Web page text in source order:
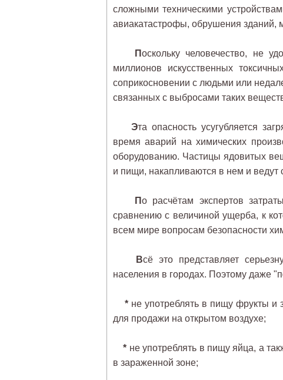
сложными техническими
авиакатастрофы, обрушения зданий,
Поскольку человечество, не
миллионов искусственных
соприкосновении с людьми или
связанных с выбросами таких
Эта опасность усугубляется
время аварий на химических
оборудованию. Частицы ядовитых
и пищи, накапливаются в нем и ведут
По расчётам экспертов
сравнению с величиной ущерба, к
всем мире вопросам безопасности
Всё это представляет
населения в городах. Поэтому даже
* не употреблять в пищу фрукты
для продажи на открытом воздухе;
* не употреблять в пищу яйца, а
в зараженной зоне;